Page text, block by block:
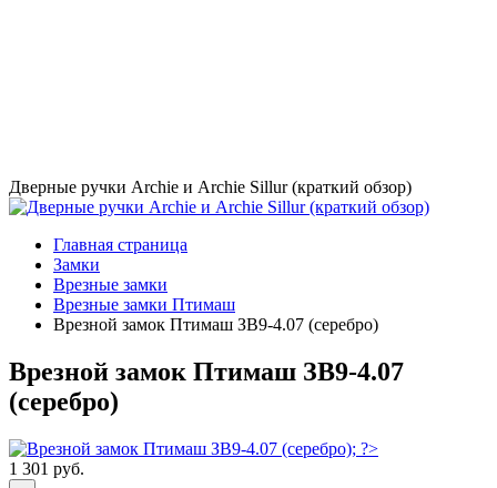
Дверные ручки Archie и Archie Sillur (краткий обзор)
Главная страница
Замки
Врезные замки
Врезные замки Птимаш
Врезной замок Птимаш ЗВ9-4.07 (серебро)
Врезной замок Птимаш ЗВ9-4.07
(серебро)
1 301 руб.